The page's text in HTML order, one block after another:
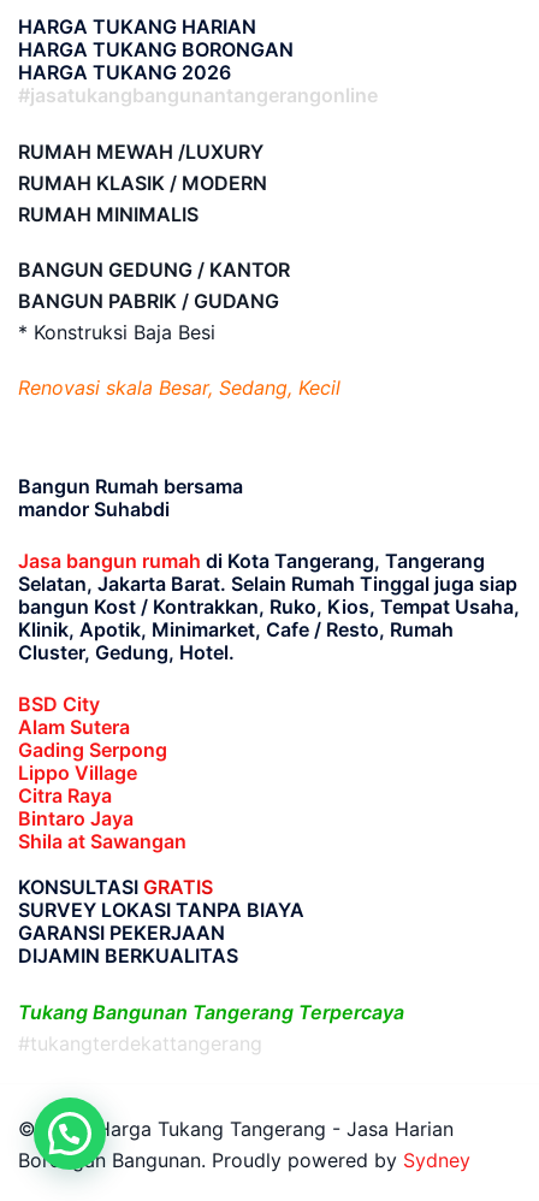
HARGA TUKANG HARIAN
HARGA TUKANG BORONGAN
HARGA TUKANG 2026
#jasatukangbangunantangerangonline
RUMAH MEWAH /LUXURY
RUMAH KLASIK / MODERN
RUMAH MINIMALIS
BANGUN GEDUNG / KANTOR
BANGUN PABRIK / GUDANG
* Konstruksi Baja Besi
Renovasi skala Besar, Sedang, Kecil
Bangun Rumah bersama
mandor Suhabdi
Jasa bangun rumah di Kota Tangerang, Tangerang
Selatan, Jakarta Barat. Selain Rumah Tinggal juga siap
bangun Kost / Kontrakkan, Ruko, Kios, Tempat Usaha,
Klinik, Apotik, Minimarket, Cafe / Resto, Rumah
Cluster, Gedung, Hotel.
BSD City
Alam Sutera
Gading Serpong
Lippo Village
Citra Raya
Bintaro Jaya
Shila at Sawangan
KONSULTASI GRATIS
SURVEY LOKASI TANPA BIAYA
GARANSI PEKERJAAN
DIJAMIN BERKUALITAS
Tukang Bangunan Tangerang Terpercaya
#tukangterdekattangerang
© 2026 Harga Tukang Tangerang - Jasa Harian
Borongan Bangunan. Proudly powered by Sydney